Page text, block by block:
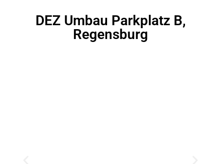
DEZ Umbau Parkplatz B,
Regensburg